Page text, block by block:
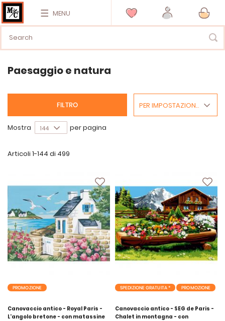
MENU
Paesaggio e natura
Articoli 1-144 di 499
PER IMPOSTAZIONE PREDEFINITA
Mostra per pagina
PROMOZIONE
Canovaccio antico - Royal Paris -
L'angolo bretone - con matassine
SPEDIZIONE GRATUITA * PROMOZIONE
Canovaccio antico - SEG de Paris -
Chalet in montagna - con
FILTRO